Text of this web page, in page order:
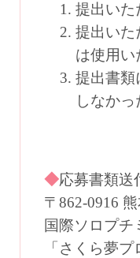
提出いた
提出いた
は使用い
提出書類
しなか
◆応募書類送
〒862-0916
国際ソロプ
「さくら夢